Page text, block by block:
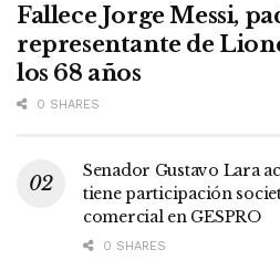
Fallece Jorge Messi,
representante de
los 68 años
0 SHARES
Senador Gustavo Lara
tiene participación
comercial en GESPRO
0 SHARES